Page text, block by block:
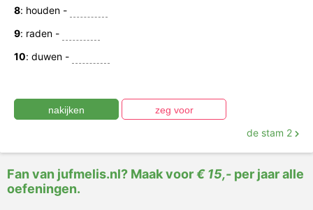
8: houden -
9: raden -
10: duwen -
de stam 2
Fan van jufmelis.nl? Maak voor€ 15,- per jaar alle
oefeningen.